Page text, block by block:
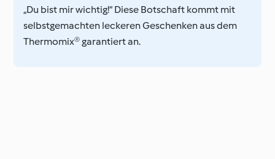
„Du bist mir wichtig!“ Diese Botschaft kommt mit
selbstgemachten leckeren Geschenken aus dem
Thermomix® garantiert an.